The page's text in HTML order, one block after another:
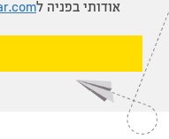
אודותי בפניה ל